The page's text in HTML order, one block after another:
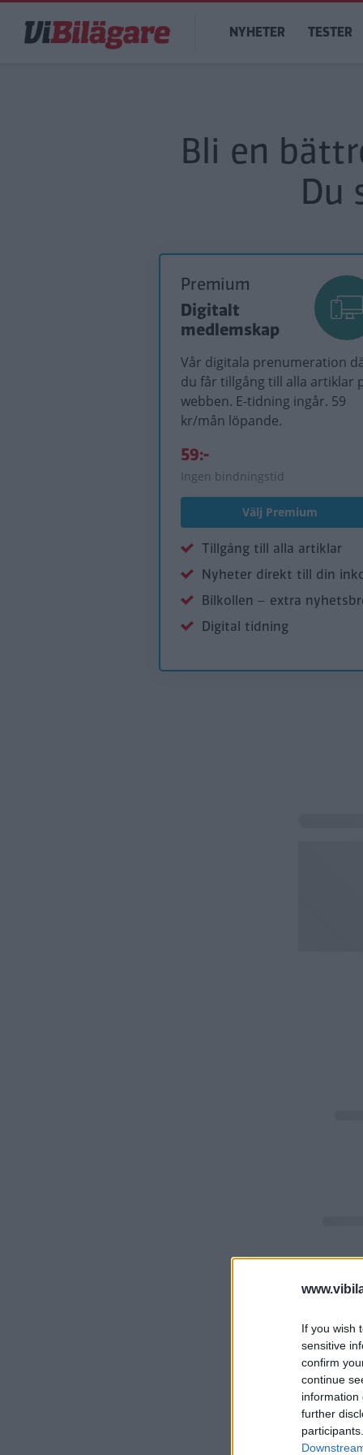
If you wish
sensitive
confirm
continue
information
further
huvudinnehåll
Main
navigation
NYHETER TESTER
Bli en
Du
Premium
Digitalt
medlemskap
Vår digitala prenumeration
du får tillgång till alla artiklar
webben. E-tidning ingår. 59
kr/mån löpande.
59:-
Ingen bindningstid
Välj Premium
Tillgång till alla artiklar
Nyheter direkt till din
Bilkollen – extra
Digital tidning